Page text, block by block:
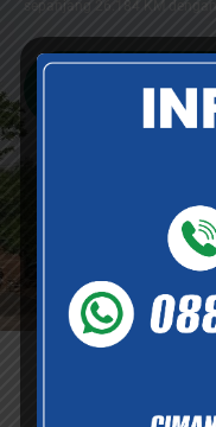
sepanjang 26.184 KM
Selengkapnya